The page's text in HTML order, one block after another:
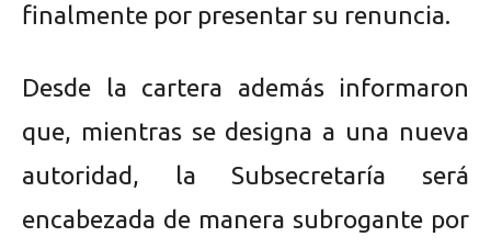
finalmente por presentar su renuncia.
Desde la cartera además informaron
que, mientras se designa a una nueva
autoridad, la Subsecretaría será
encabezada de manera subrogante por